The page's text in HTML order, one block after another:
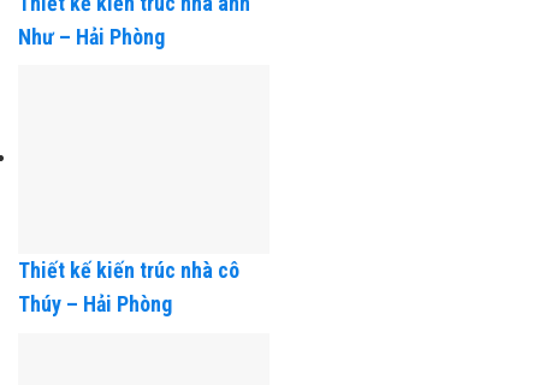
Thiết kế kiến trúc nhà anh
Thiết kế kiến trúc nhà cô